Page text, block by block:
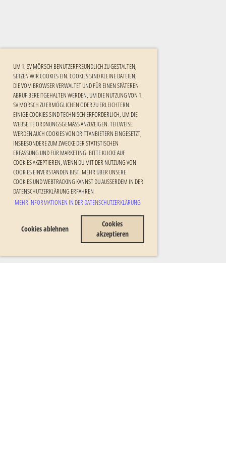
UM 1. SV MÖRSCH BENUTZERFREUNDLICH ZU GESTALTEN,
SETZEN WIR COOKIES EIN. COOKIES SIND KLEINE DATEIEN,
DIE VOM BROWSER VERWALTET UND FÜR EINEN SPÄTEREN
ABRUF BEREITGEHALTEN WERDEN, UM DIE NUTZUNG VON 1.
SV MÖRSCH ZU ERMÖGLICHEN ODER ZU ERLEICHTERN.
EINIGE COOKIES SIND TECHNISCH ERFORDERLICH, UM DIE
WEBSEITE ORDNUNGSGEMÄSS ANZUZEIGEN. TEILWEISE W
ERDEN AUCH COOKIES VON DRITTANBIETERN EINGESETZT, I
NSBESONDERE ZUM ZWECKE DER STATISTISCHEN E
RFASSUNG UND FÜR MARKETING. BITTE KLICKE AUF C
OOKIES AKZEPTIEREN, WENN DU MIT DER NUTZUNG VON C
OOKIES EINVERSTANDEN BIST. MEHR ÜBER UNSERE C
OOKIES UND WEBTRACKING KANNST DU AUSSERDEM IN DER DA
TENSCHUTZERKLÄRUNG ERFAHREN
MEHR INFORMATIONEN IN DER DATENSCHUTZERKLÄRUNG
Cookies ablehnen
Cookies
akzeptieren